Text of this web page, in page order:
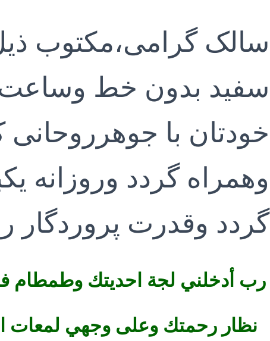
سالک گرامی،مکتوب
سفید بدون خط
خودتان با جوهرروحانی
وهمراه گردد وروزانه
گردد وقدرت پروردگار
رب أدخلني لجة احديتك وطمطام
نظار رحمتك وعلى وجهي لمعات